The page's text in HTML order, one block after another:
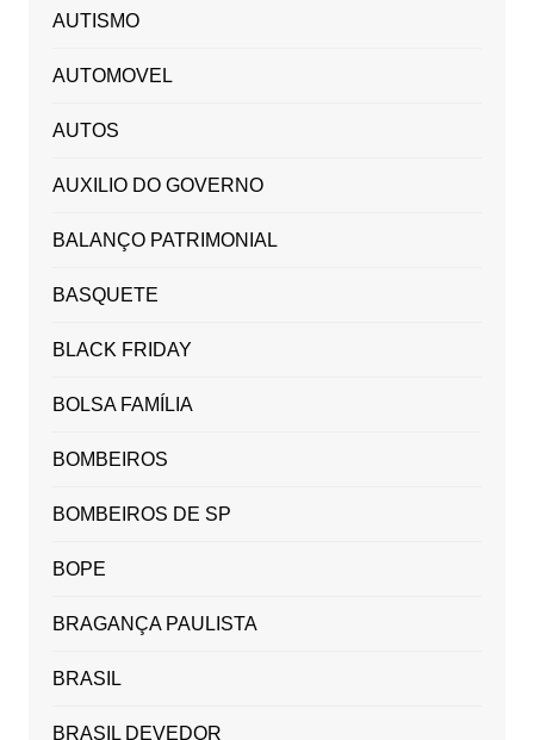
AUTISMO
AUTOMOVEL
AUTOS
AUXILIO DO GOVERNO
BALANÇO PATRIMONIAL
BASQUETE
BLACK FRIDAY
BOLSA FAMÍLIA
BOMBEIROS
BOMBEIROS DE SP
BOPE
BRAGANÇA PAULISTA
BRASIL
BRASIL DEVEDOR